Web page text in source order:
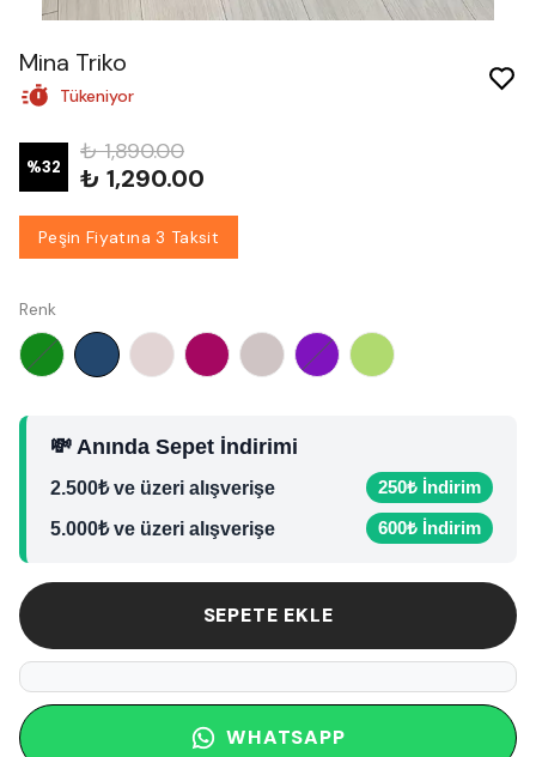
Mina Triko
Tükeniyor
%32
₺ 1,890.00
₺ 1,290.00
Peşin Fiyatına 3 Taksit
Renk
💸 Anında Sepet İndirimi
2.500₺ ve üzeri alışverişe 250₺ İndirim
5.000₺ ve üzeri alışverişe 600₺ İndirim
SEPETE EKLE
WHATSAPP